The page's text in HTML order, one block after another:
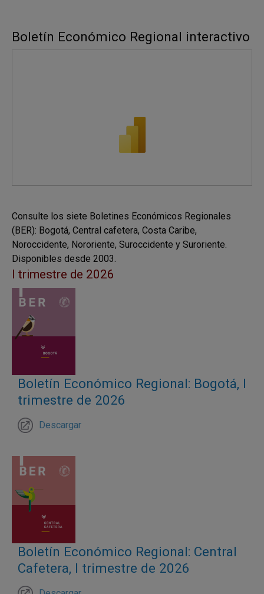
Boletín Económico Regional interactivo
Consulte los siete Boletines Económicos Regionales
(BER): Bogotá, Central cafetera, Costa Caribe,
Noroccidente, Nororiente, Suroccidente y Suroriente.
Disponibles desde 2003.
I trimestre de 2026
Boletín Económico Regional: Bogotá, I
trimestre de 2026
Descargar
Boletín Económico Regional: Central
Cafetera, I trimestre de 2026